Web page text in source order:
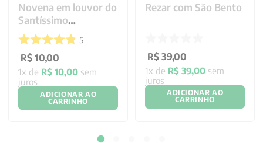
Novena em louvor do
Santíssimo
Sacramento
5
R$ 10,00
1x de R$ 10,00 sem
juros
ADICIONAR AO
CARRINHO
Rezar com São Bento
R$ 39,00
1x de R$ 39,00 sem
juros
ADICIONAR AO
CARRINHO